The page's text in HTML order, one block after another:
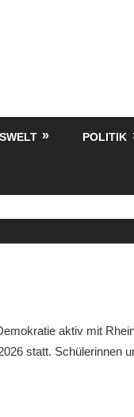
POLITIK
aktiv mit
statt. Schülerinnen